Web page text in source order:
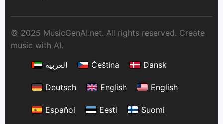
© 2025 MusicGenAI.net. All rights reserved. Create
music with AI.
العربية
Čeština Dansk
Deutsch English English
Español Eesti Suomi